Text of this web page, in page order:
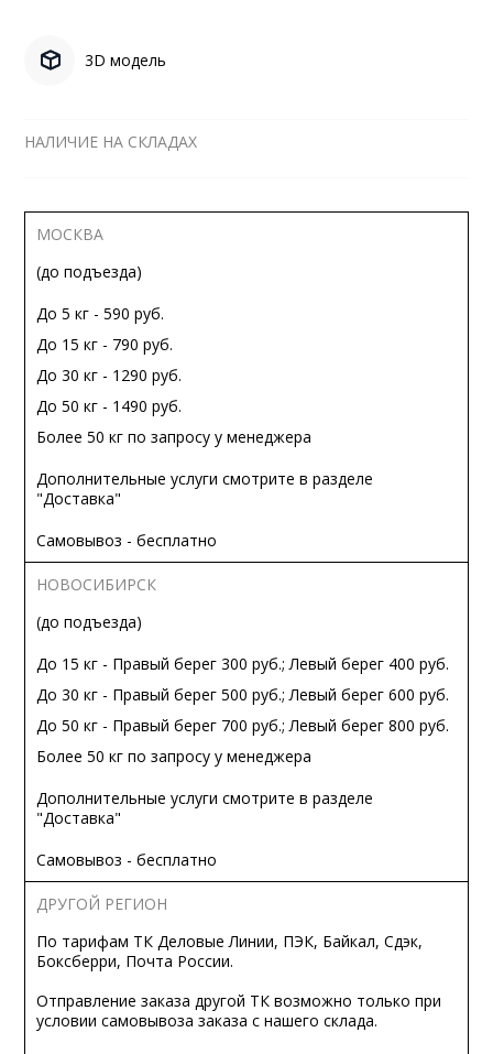
3D модель
НАЛИЧИЕ НА СКЛАДАХ
МОСКВА
(до подъезда)
До 5 кг - 590 руб.
До 15 кг - 790 руб.
До 30 кг - 1290 руб.
До 50 кг - 1490 руб.
Более 50 кг по запросу у менеджера
Дополнительные услуги смотрите в разделе
"Доставка"
Самовывоз - бесплатно
НОВОСИБИРСК
(до подъезда)
До 15 кг - Правый берег 300 руб.; Левый берег 400 руб.
До 30 кг - Правый берег 500 руб.; Левый берег 600 руб.
До 50 кг - Правый берег 700 руб.; Левый берег 800 руб.
Более 50 кг по запросу у менеджера
Дополнительные услуги смотрите в разделе
"Доставка"
Самовывоз - бесплатно
ДРУГОЙ РЕГИОН
По тарифам ТК Деловые Линии, ПЭК, Байкал, Сдэк,
Боксберри, Почта России.
Отправление заказа другой ТК возможно только при
условии самовывоза заказа с нашего склада.